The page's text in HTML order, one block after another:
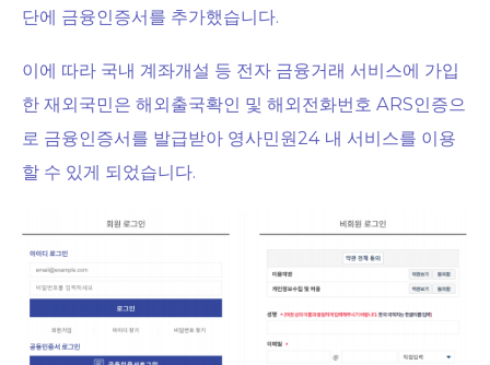
단에 금융인증서를 추가했습니다.
이에 따라 국내 계좌개설 등 전자 금융거래 서비스에 가입
한 재외국민은 해외출국확인 및 해외전화번호 ARS인증으
로 금융인증서를 발급받아 영사민원24 내 서비스를 이용
할 수 있게 되었습니다.